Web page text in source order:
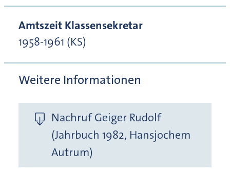
Amtszeit Klassensekretar
1958-1961 (KS)
Weitere Informationen
Nachruf Geiger Rudolf
(Jahrbuch 1982, Hansjochem
Autrum)